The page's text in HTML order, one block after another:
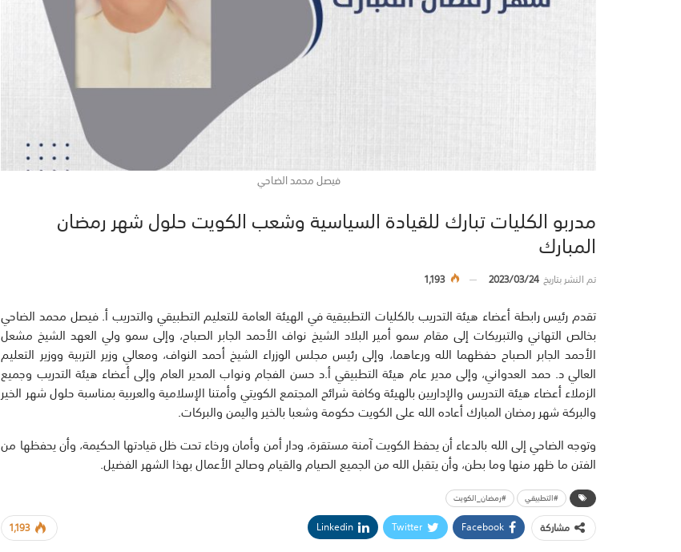
فيصل محمد الضاحي
مدربو الكليات تبارك للقيادة السياسية وشعب الكويت حلول شهر رمضان
المبارك
تم النشر بتاريخ2023/03/24
1,193
تقدم رئيس رابطة أعضاء هيئة التدريب بالكليات التطبيقية في الهيئة العامة للتعليم التطبيقي والتدريب أ. فيصل محمد الضاحي
بخالص التهاني والتبريكات إلى مقام سمو أمير البلاد الشيخ نواف الأحمد الجابر الصباح، وإلى سمو ولي العهد الشيخ مشعل
الأحمد الجابر الصباح حفظهما الله ورعاهما، وإلى رئيس مجلس الوزراء الشيخ أحمد النواف، ومعالي وزير التربية ووزير التعليم
العالي د. حمد العدواني، وإلى مدير عام هيئة التطبيقي أ.د حسن الفجام ونواب المدير العام وإلى أعضاء هيئة التدريب وجميع
الزملاء أعضاء هيئة التدريس والإداريين بالهيئة وكافة شرائح المجتمع الكويتي وأمتنا الإسلامية والعربية بمناسبة حلول شهر الخير
والبركة شهر رمضان المبارك أعاده الله على الكويت حكومة وشعبا بالخير واليمن والبركات.
وتوجه الضاحي إلى الله بالدعاء أن يحفظ الكويت آمنة مستقرة، ودار أمن وأمان ورخاء تحت ظل قيادتها الحكيمة، وأن يحفظها من
الفتن ما ظهر منها وما بطن، وأن يتقبل الله من الجميع الصيام والقيام وصالح الأعمال بهذا الشهر الفضيل.
#التطبيقي #رمضان_الكويت
1,193 مشاركة Facebook
Twitter
Linkedin